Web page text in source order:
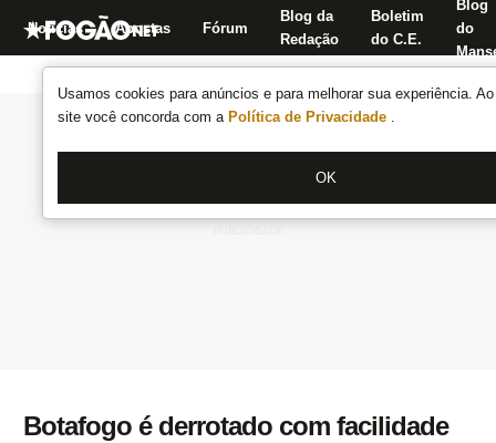
Usamos cookies para anúncios e para melhorar sua experiência.
site você concorda com a Política de Privacidade .
OK
Notícias Apostas Fórum
Blog da
Redação
Boletim
do C.E.
Blog
do
Botafogo é derrotado com facilidade